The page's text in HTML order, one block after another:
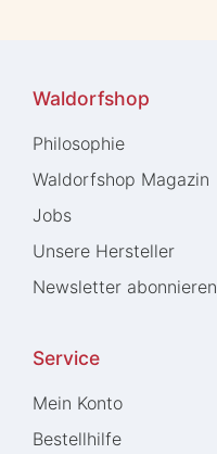
Waldorfshop
Philosophie
Waldorfshop Magazin
Jobs
Unsere Hersteller
Newsletter abonnieren
Service
Mein Konto
Bestellhilfe